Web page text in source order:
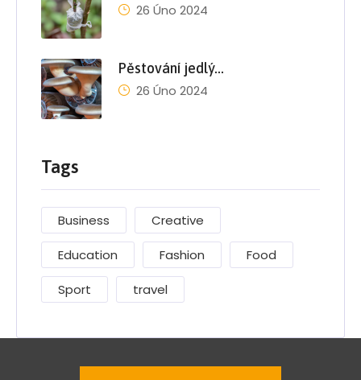
26 Úno 2024
Pěstování jedlý…
26 Úno 2024
Tags
Business Creative
Education Fashion Food
Sport travel